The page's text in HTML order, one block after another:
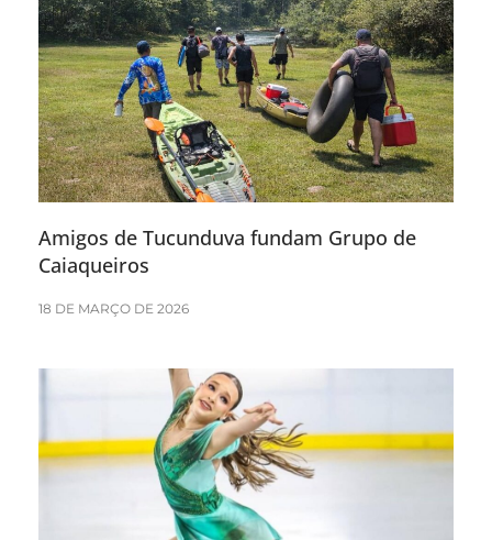
Amigos de Tucunduva fundam Grupo de
Caiaqueiros
18 DE MARÇO DE 2026